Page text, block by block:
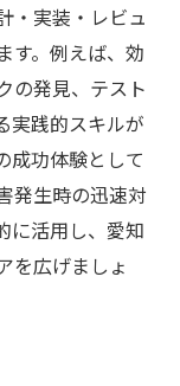
・実装・レビュ
す。例えば、効
の発見、テスト
実践的スキルが
成功体験として
発生時の迅速対
に活用し、愛知
を広げましょ